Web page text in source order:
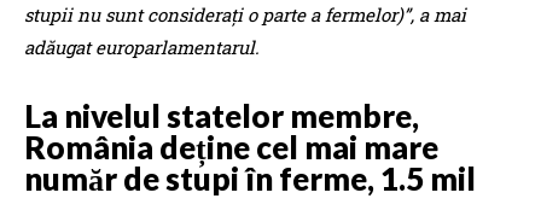
stupii nu sunt considerați o parte a fermelor)”, a mai
adăugat europarlamentarul.
La nivelul statelor membre,
România deține cel mai mare
număr de stupi în ferme, 1.5 mil